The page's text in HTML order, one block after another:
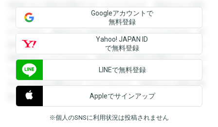
登録すると回答を閲覧することができます。登録すると回答
を閲覧することができます。登録すると回答を閲覧すること
ができます。登録すると回答を閲覧することができます。登
録すると回答を閲覧することができます。登録すると回答を
閲覧することができます。登録すると回答を閲覧することが
できます。登録すると回答を閲覧することができます。登録
すると回答を閲覧することができます。登録すると回答を閲
覧することができます。
Googleアカウントで
無料登録
Yahoo! JAPAN ID
で無料登録
LINEで無料登録
Appleでサインアップ
※個人のSNSに利用状況は投稿されません